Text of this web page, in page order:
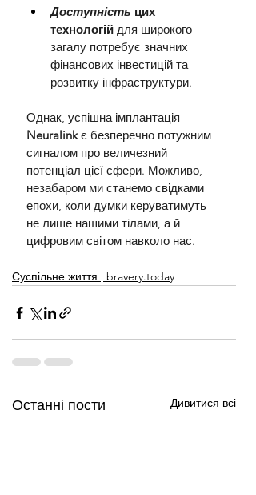
Доступність цих
технологій для широкого
загалу потребує значних
фінансових інвестицій та
розвитку інфраструктури.
Однак, успішна імплантація
Neuralink є безперечно потужним
сигналом про величезний
потенціал цієї сфери. Можливо,
незабаром ми станемо свідками
епохи, коли думки керуватимуть
не лише нашими тілами, а й
цифровим світом навколо нас.
Суспільне життя | bravery.today
Останні пости Дивитися всі